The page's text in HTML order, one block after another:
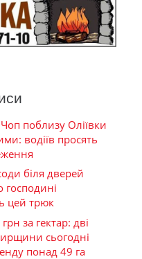
поблизу Оліївки
водіїв просять
біля дверей
господині
цей трюк
за гектар: дві
сьогодні
понад 49 га